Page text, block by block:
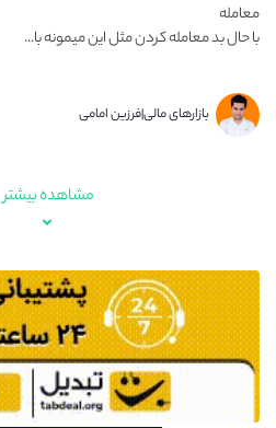
معامله
با حال بد معامله کردن مثل این میمونه با...
بازارهای مالی|فرزین امامی
مشاهده بیشتر